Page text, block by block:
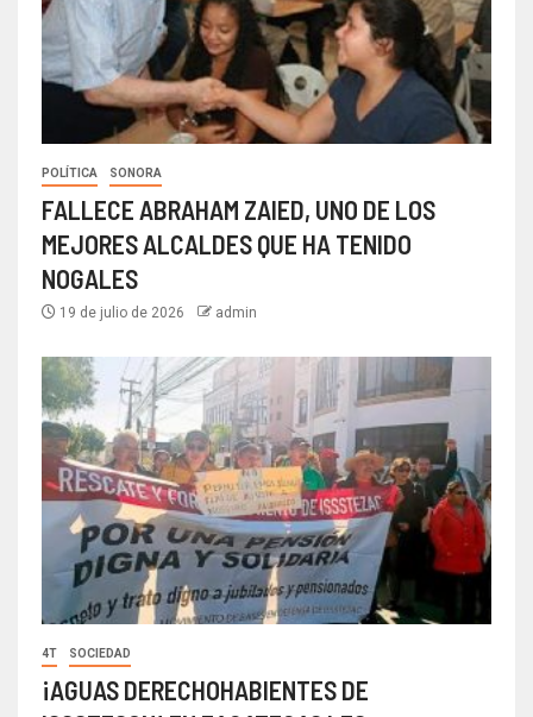
POLÍTICA SONORA
FALLECE ABRAHAM ZAIED, UNO DE LOS
MEJORES ALCALDES QUE HA TENIDO
NOGALES
19 de julio de 2026 admin
4T SOCIEDAD
¡AGUAS DERECHOHABIENTES DE